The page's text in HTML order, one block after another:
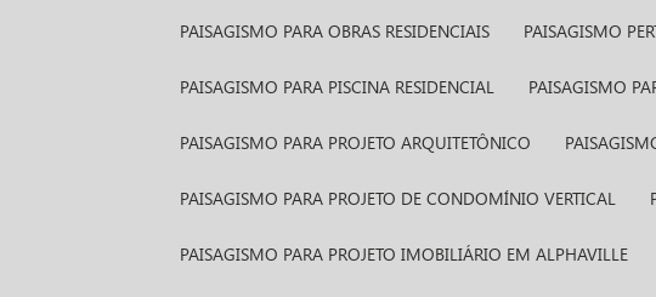
PAISAGISMO PARA OBRAS RESIDENCIAIS PAISAGISMO
PAISAGISMO PARA PISCINA RESIDENCIAL PAISAGISMO
PAISAGISMO PARA PROJETO ARQUITETÔNICO
PAISAGISMO PARA PROJETO DE CONDOMÍNIO VERTICAL
PAISAGISMO PARA PROJETO IMOBILIÁRIO EM ALPHAVILLE